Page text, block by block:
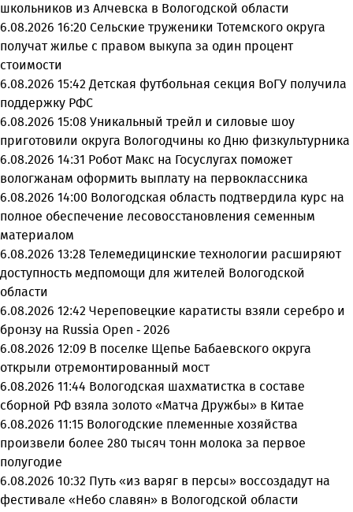
школьников из Алчевска в Вологодской области
6.08.2026 16:20 Сельские труженики Тотемского округа
получат жилье с правом выкупа за один процент
стоимости
6.08.2026 15:42 Детская футбольная секция ВоГУ получила
поддержку РФС
6.08.2026 15:08 Уникальный трейл и силовые шоу
приготовили округа Вологодчины ко Дню физкультурника
6.08.2026 14:31 Робот Макс на Госуслугах поможет
вологжанам оформить выплату на первоклассника
6.08.2026 14:00 Вологодская область подтвердила курс на
полное обеспечение лесовосстановления семенным
материалом
6.08.2026 13:28 Телемедицинские технологии расширяют
доступность медпомощи для жителей Вологодской
области
6.08.2026 12:42 Череповецкие каратисты взяли серебро и
бронзу на Russia Open - 2026
6.08.2026 12:09 В поселке Щепье Бабаевского округа
открыли отремонтированный мост
6.08.2026 11:44 Вологодская шахматистка в составе
сборной РФ взяла золото «Матча Дружбы» в Китае
6.08.2026 11:15 Вологодские племенные хозяйства
произвели более 280 тысяч тонн молока за первое
полугодие
6.08.2026 10:32 Путь «из варяг в персы» воссоздадут на
фестивале «Небо славян» в Вологодской области